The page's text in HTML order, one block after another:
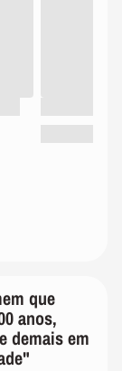
que
anos,
demais em